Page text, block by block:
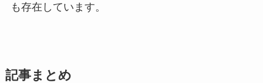
も存在しています。
記事まとめ